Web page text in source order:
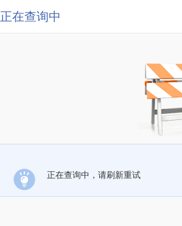
正在查询中
正在查询中，请刷新重试